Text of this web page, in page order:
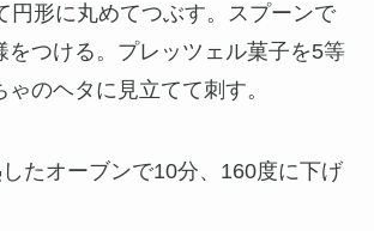
形に丸めてつぶす。スプーンで
をつける。プレッツェル菓子を5等
のヘタに見立てて刺す。
たオーブンで10分、160度に下げ